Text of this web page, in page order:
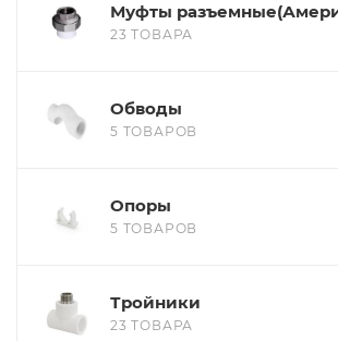
Муфты
23 ТОВАРА
Обводы
5 ТОВАРОВ
Опоры
5 ТОВАРОВ
Тройники
23 ТОВАРА